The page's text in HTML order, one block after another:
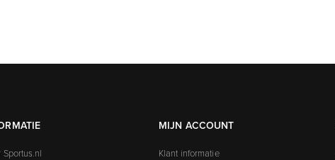
Sportus.nl
MIJN ACCOUNT
Klant informatie